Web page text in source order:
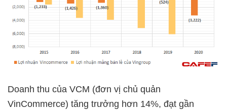
Doanh thu của VCM (đơn vị chủ quản
VinCommerce) tăng trưởng hơn 14%, đạt gần